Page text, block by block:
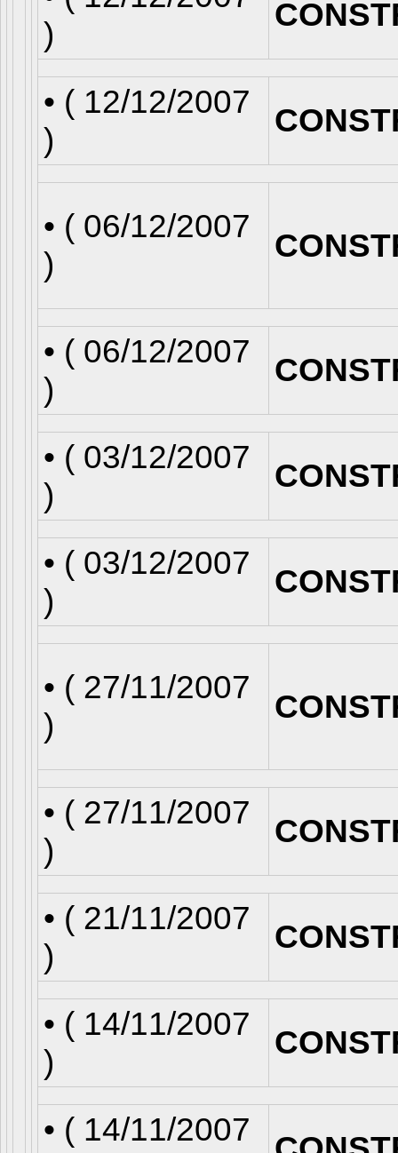
)
• ( 12/12/2007
)
• ( 06/12/2007
)
• ( 06/12/2007
)
• ( 03/12/2007
)
• ( 03/12/2007
)
• ( 27/11/2007
)
• ( 27/11/2007
)
• ( 21/11/2007
)
• ( 14/11/2007
)
• ( 14/11/2007